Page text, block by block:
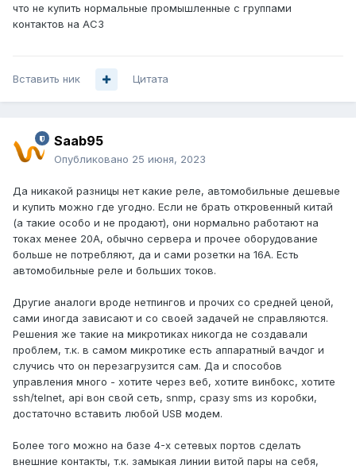
что не купить нормальные промышленные с группами
контактов на АС3
Вставить ник Цитата
Saab95
Опубликовано 25 июня, 2023
Да никакой разницы нет какие реле, автомобильные дешевые
и купить можно где угодно. Если не брать откровенный китай
(а такие особо и не продают), они нормально работают на
токах менее 20А, обычно сервера и прочее оборудование
больше не потребляют, да и сами розетки на 16А. Есть
автомобильные реле и больших токов.
Другие аналоги вроде нетпингов и прочих со средней ценой,
сами иногда зависают и со своей задачей не справляются.
Решения же такие на микротиках никогда не создавали
проблем, т.к. в самом микротике есть аппаратный вачдог и
случись что он перезагрузится сам. Да и способов
управления много - хотите через веб, хотите винбокс, хотите
ssh/telnet, api вон свой сеть, snmp, сразу sms из коробки,
достаточно вставить любой USB модем.
Более того можно на базе 4-х сетевых портов сделать
внешние контакты, т.к. замыкая линии витой пары на себя,